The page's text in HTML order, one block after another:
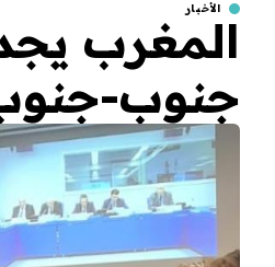
الأخبار
المغرب
جنوب-